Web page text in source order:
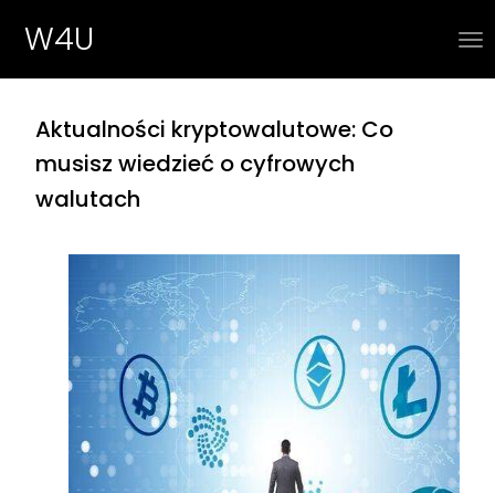
W4U
Aktualności kryptowalutowe: Co
musisz wiedzieć o cyfrowych
walutach